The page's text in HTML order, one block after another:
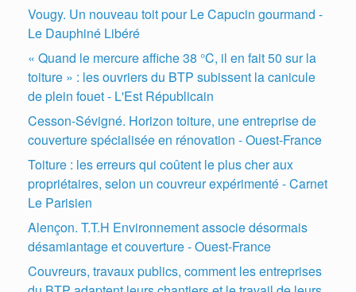
Vougy. Un nouveau toit pour Le Capucin gourmand -
Le Dauphiné Libéré
« Quand le mercure affiche 38 °C, il en fait 50 sur la
toiture » : les ouvriers du BTP subissent la canicule
de plein fouet - L'Est Républicain
Cesson-Sévigné. Horizon toiture, une entreprise de
couverture spécialisée en rénovation - Ouest-France
Toiture : les erreurs qui coûtent le plus cher aux
propriétaires, selon un couvreur expérimenté - Carnet
Le Parisien
Alençon. T.T.H Environnement associe désormais
désamiantage et couverture - Ouest-France
Couvreurs, travaux publics, comment les entreprises